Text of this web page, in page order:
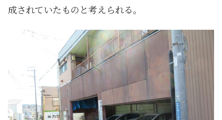
成されていたものと考えられる。